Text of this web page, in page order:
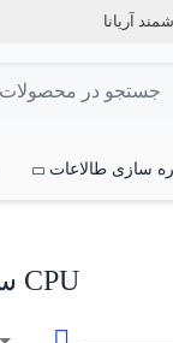
آریانا
سازی طالاعات
CPU سرور